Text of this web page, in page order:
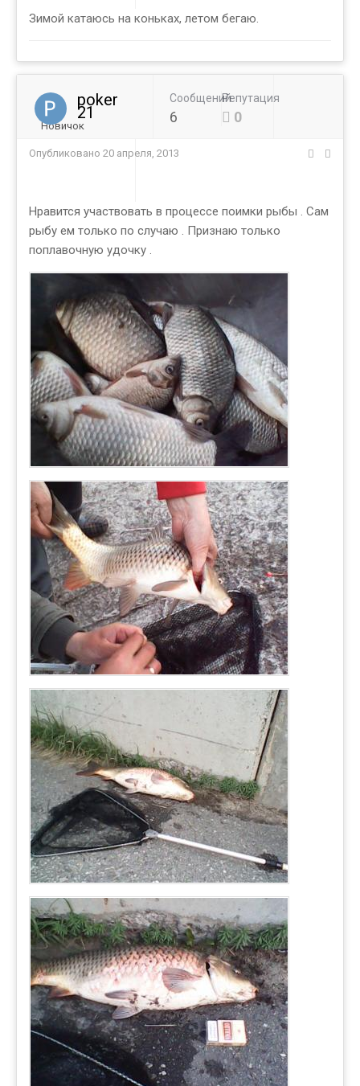
Зимой катаюсь на коньках, летом бегаю.
poker
21
Новичок
Сообщений
6
Репутация
0
Опубликовано 20 апреля, 2013
Нравится участвовать в процессе поимки рыбы . Сам
рыбу ем только по случаю . Признаю только
поплавочную удочку .